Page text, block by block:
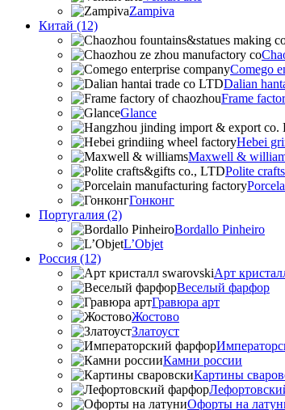
Zampiva
Китай (12)
Comego
Dalian
Frame
Glance
Hebei
Maxwell &
Polite
Гонконг
Португалия (2)
Bordallo Pinheiro
L’Objet
Россия (12)
Арт
Веселый фарфор
Гравюра арт
Жостово
Златоуст
Камни россии
Картины
Офорты на